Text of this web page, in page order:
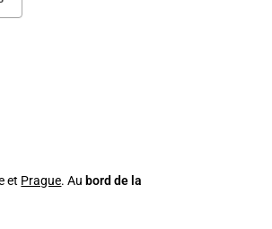
et Prague. Au bord de la